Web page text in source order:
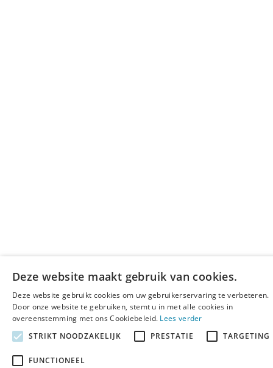
Deze website maakt gebruik van cookies.
Deze website gebruikt cookies om uw gebruikerservaring te verbeteren.
Door onze website te gebruiken, stemt u in met alle cookies in
overeenstemming met ons Cookiebeleid. Lees verder
STRIKT NOODZAKELIJK
PRESTATIE TARGETING
FUNCTIONEEL